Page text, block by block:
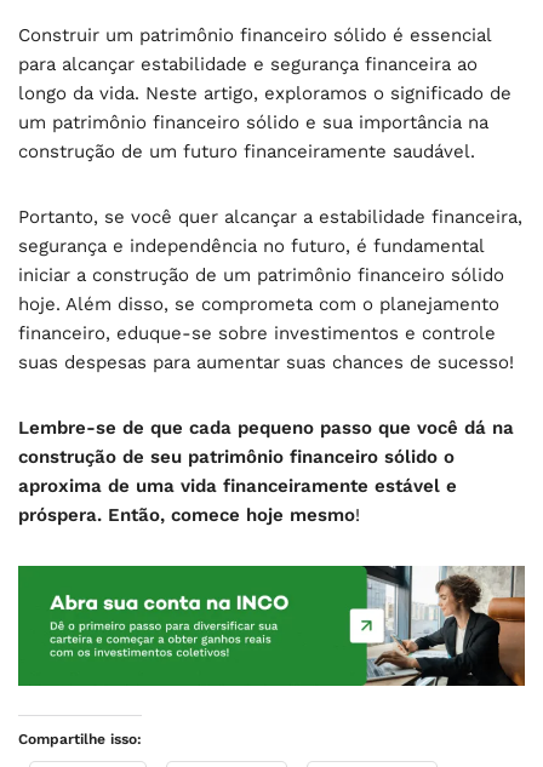
Construir um patrimônio financeiro sólido é essencial
para alcançar estabilidade e segurança financeira ao
longo da vida. Neste artigo, exploramos o significado de
um patrimônio financeiro sólido e sua importância na
construção de um futuro financeiramente saudável.
Portanto, se você quer alcançar a estabilidade financeira,
segurança e independência no futuro, é fundamental
iniciar a construção de um patrimônio financeiro sólido
hoje. Além disso, se comprometa com o planejamento
financeiro, eduque-se sobre investimentos e controle
suas despesas para aumentar suas chances de sucesso!
Lembre-se de que cada pequeno passo que você dá na
construção de seu patrimônio financeiro sólido o
aproxima de uma vida financeiramente estável e
próspera. Então, comece hoje mesmo!
Compartilhe isso: